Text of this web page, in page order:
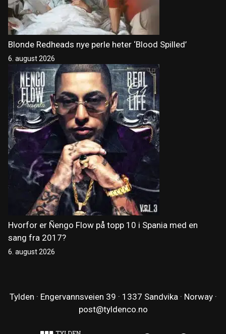
Blonde Redheads nye perle heter ‘Blood Spilled’
6. august 2026
Hvorfor er Ñengo Flow på topp 10 i Spania med en
sang fra 2017?
6. august 2026
Tylden · Engervannsveien 39 · 1337 Sandvika · Norway ·
post@tyldenco.no